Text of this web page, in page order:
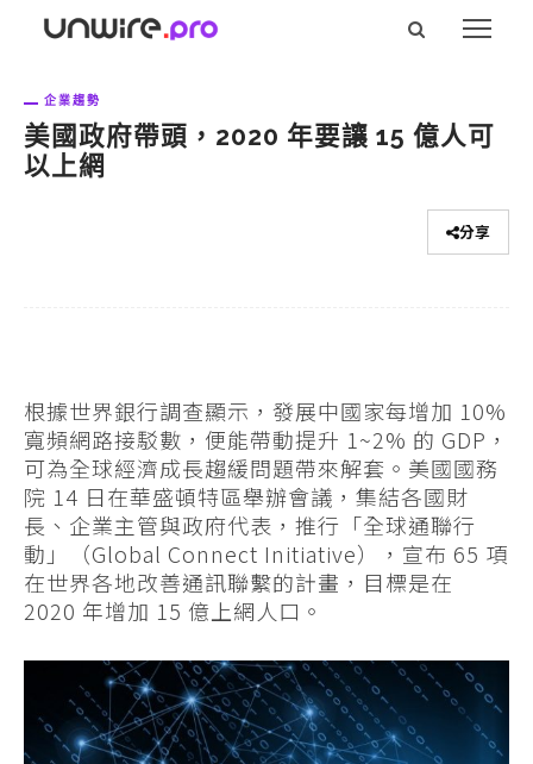
企業趨勢
美國政府帶頭，2020 年要讓 15 億人可
以上網
分享
根據世界銀行調查顯示，發展中國家每增加 10%
寬頻網路接駁數，便能帶動提升 1~2% 的 GDP，
可為全球經濟成長趨緩問題帶來解套。美國國務
院 14 日在華盛頓特區舉辦會議，集結各國財
長、企業主管與政府代表，推行「全球通聯行
動」（Global Connect Initiative），宣布 65 項
在世界各地改善通訊聯繫的計畫，目標是在
2020 年增加 15 億上網人口。